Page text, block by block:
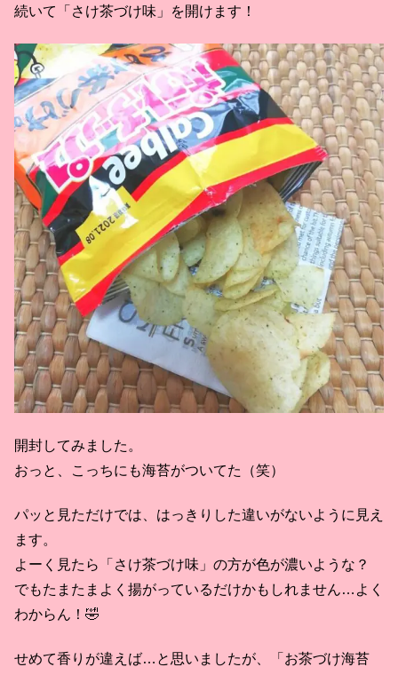
続いて「さけ茶づけ味」を開けます！
開封してみました。
おっと、こっちにも海苔がついてた（笑）
パッと見ただけでは、はっきりした違いがないように見え
ます。
よーく見たら「さけ茶づけ味」の方が色が濃いような？
でもたまたまよく揚がっているだけかもしれません…よく
わからん！🤣
せめて香りが違えば…と思いましたが、「お茶づけ海苔